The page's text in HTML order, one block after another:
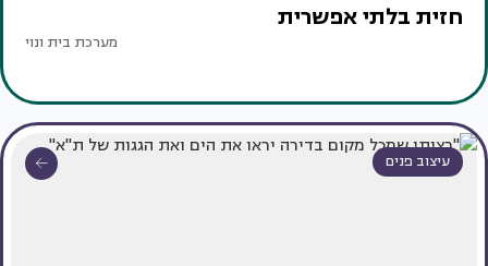
חזית בלתי אפשרית
מערכת בית ונוי
עיצוב פנים